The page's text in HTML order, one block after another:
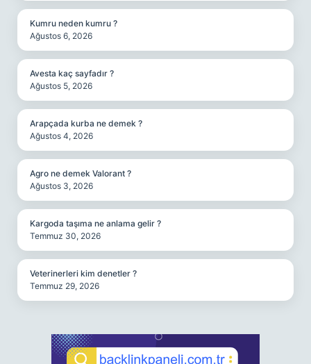
Kumru neden kumru ?
Ağustos 6, 2026
Avesta kaç sayfadır ?
Ağustos 5, 2026
Arapçada kurba ne demek ?
Ağustos 4, 2026
Agro ne demek Valorant ?
Ağustos 3, 2026
Kargoda taşıma ne anlama gelir ?
Temmuz 30, 2026
Veterinerleri kim denetler ?
Temmuz 29, 2026